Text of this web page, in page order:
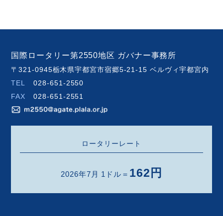
国際ロータリー第2550地区 ガバナー事務所
〒321-0945栃木県宇都宮市宿郷5-21-15 ベルヴィ宇都宮内
TEL
028-651-2550
FAX
028-651-2551
ロータリーレート
2026年7月 1ドル＝ 162円